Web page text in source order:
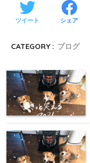
ツイート シェア
CATEGORY : ブログ